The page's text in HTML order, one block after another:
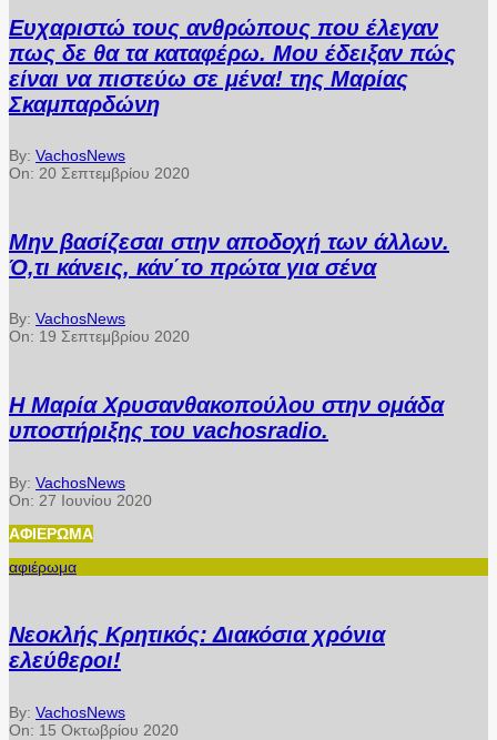
Ευχαριστώ τους ανθρώπους που έλεγαν
πως δε θα τα καταφέρω. Μου έδειξαν πώς
είναι να πιστεύω σε μένα! της Μαρίας
Σκαμπαρδώνη
By: VachosNews
On: 20 Σεπτεμβρίου 2020
Μην βασίζεσαι στην αποδοχή των άλλων.
Ό,τι κάνεις, κάν΄το πρώτα για σένα
By: VachosNews
On: 19 Σεπτεμβρίου 2020
Η Μαρία Χρυσανθακοπούλου στην ομάδα
υποστήριξης του vachosradio.
By: VachosNews
On: 27 Ιουνίου 2020
ΑΦΙΈΡΩΜΑ
αφιέρωμα
Νεοκλής Κρητικός: Διακόσια χρόνια
ελεύθεροι!
By: VachosNews
On: 15 Οκτωβρίου 2020